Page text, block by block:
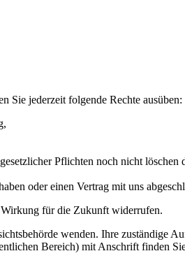
Sie jederzeit folgende Rechte ausüben:
Pflichten noch nicht löschen
oder einen Vertrag mit uns
für die Zukunft widerrufen.
wenden. Ihre zuständige
Bereich) mit Anschrift finden